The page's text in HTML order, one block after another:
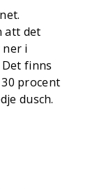
att det
i
finns
procent
dusch.